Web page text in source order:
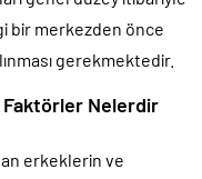
bir merkezden önce
gerekmektedir.
Faktörler Nelerdir
erkeklerin ve